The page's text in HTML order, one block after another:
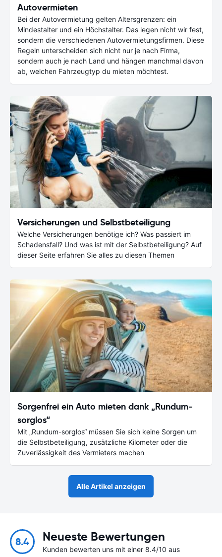
Autovermieten
Bei der Autovermietung gelten Altersgrenzen: ein
Mindestalter und ein Höchstalter. Das legen nicht wir fest,
sondern die verschiedenen Autovermietungsfirmen. Diese
Regeln unterscheiden sich nicht nur je nach Firma,
sondern auch je nach Land und hängen manchmal davon
ab, welchen Fahrzeugtyp du mieten möchtest.
Versicherungen und Selbstbeteiligung
Welche Versicherungen benötige ich? Was passiert im
Schadensfall? Und was ist mit der Selbstbeteiligung? Auf
dieser Seite erfahren Sie alles zu diesen Themen
Sorgenfrei ein Auto mieten dank „Rundum-
sorglos“
Mit „Rundum-sorglos“ müssen Sie sich keine Sorgen um
die Selbstbeteiligung, zusätzliche Kilometer oder die
Zuverlässigkeit des Vermieters machen
Alle Artikel anzeigen
8.4 Neueste Bewertungen
Kunden bewerten uns mit einer 8.4/10 aus